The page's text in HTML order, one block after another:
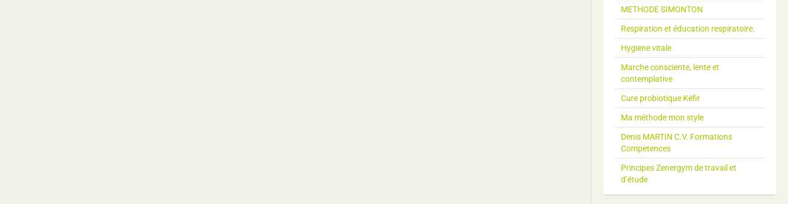
METHODE SIMONTON
Respiration et éducation respiratoire.
Hygiene vitale
Marche consciente, lente et
contemplative
Cure probiotique Kéfir
Ma méthode mon style
Denis MARTIN C.V. Formations
Competences
Principes Zenergym de travail et
d’étude